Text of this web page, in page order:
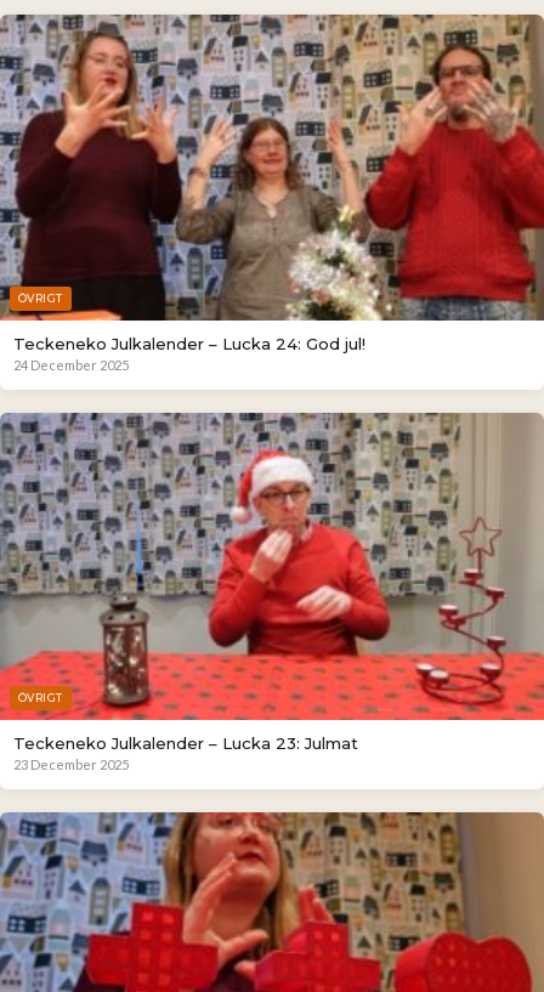
ÖVRIGT
Teckeneko Julkalender – Lucka 24: God jul!
24 December 2025
ÖVRIGT
Teckeneko Julkalender – Lucka 23: Julmat
23 December 2025